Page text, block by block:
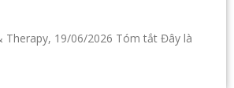
Therapy, 19/06/2026 Tóm tắt Đây là